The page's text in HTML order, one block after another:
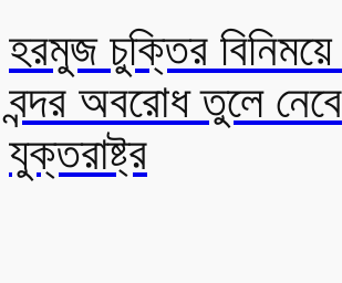
হরমুজ চুক্তির বিনিময়ে
বন্দর অবরোধ তুলে নেবে
যুক্তরাষ্ট্র